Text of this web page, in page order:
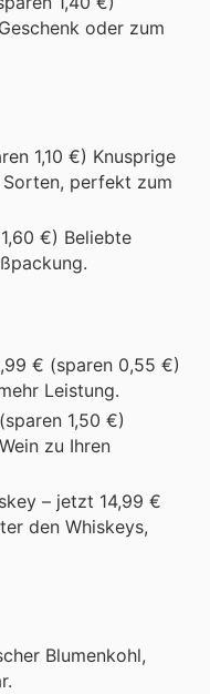
oder zum
1,10 €) Knusprige
perfekt zum
€) Beliebte
€ (sparen 0,55 €)
Leistung.
1,50 €)
zu Ihren
– jetzt 14,99 €
den Whiskeys,
Blumenkohl,